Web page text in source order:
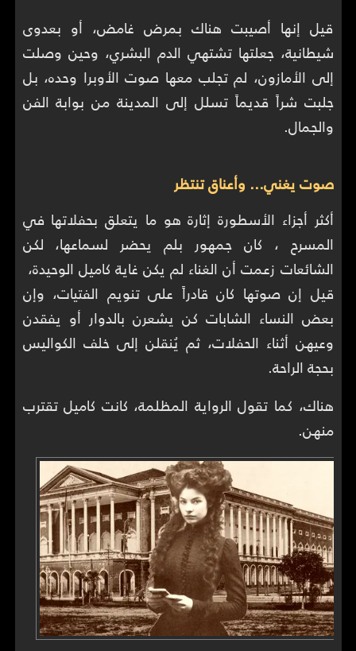
قيل إنها أصيبت هناك بمرض غامض، أو بعدوى
شيطانية، جعلتها تشتهي الدم البشري، وحين وصلت
إلى الأمازون، لم تجلب معها صوت الأوبرا وحده، بل
جلبت شراً قديماً تسلل إلى المدينة من بوابة الفن
والجمال.
صوت يغني… وأعناق تنتظر
أكثر أجزاء الأسطورة إثارة هو ما يتعلق بحفلاتها في
المسرح ، كان جمهور بلم يحضر لسماعها، لكن
الشائعات زعمت أن الغناء لم يكن غاية كاميل الوحيدة،
قيل إن صوتها كان قادراً على تنويم الفتيات، وإن
بعض النساء الشابات كن يشعرن بالدوار أو يفقدن
وعيهن أثناء الحفلات، ثم يُنقلن إلى خلف الكواليس
بحجة الراحة.
هناك، كما تقول الرواية المظلمة، كانت كاميل تقترب
منهن.